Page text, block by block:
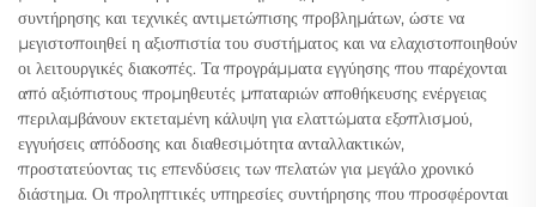
συντήρησης και τεχνικές αντιμετώπισης προβλημάτων, ώστε να
μεγιστοποιηθεί η αξιοπιστία του συστήματος και να ελαχιστοποιηθούν
οι λειτουργικές διακοπές. Τα προγράμματα εγγύησης που παρέχονται
από αξιόπιστους προμηθευτές μπαταριών αποθήκευσης ενέργειας
περιλαμβάνουν εκτεταμένη κάλυψη για ελαττώματα εξοπλισμού,
εγγυήσεις απόδοσης και διαθεσιμότητα ανταλλακτικών,
προστατεύοντας τις επενδύσεις των πελατών για μεγάλο χρονικό
διάστημα. Οι προληπτικές υπηρεσίες συντήρησης που προσφέρονται